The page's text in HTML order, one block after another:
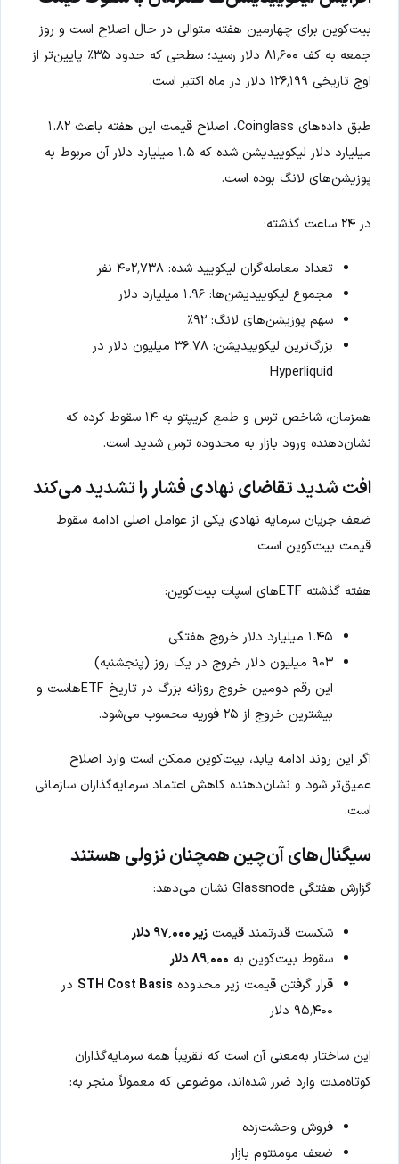
بیت‌کوین برای چهارمین هفته متوالی در حال اصلاح است و روز
جمعه به کف ۸۱٬۶۰۰ دلار رسید؛ سطحی که حدود ۳۵٪ پایین‌تر از
اوج تاریخی ۱۲۶٬۱۹۹ دلار در ماه اکتبر است.
طبق داده‌های Coinglass، اصلاح قیمت این هفته باعث ۱.۸۲
میلیارد دلار لیکوییدیشن شده که ۱.۵ میلیارد دلار آن مربوط به
پوزیشن‌های لانگ بوده است.
در ۲۴ ساعت گذشته:
تعداد معامله‌گران لیکویید شده: ۴۰۲٬۷۳۸ نفر
مجموع لیکوییدیشن‌ها: ۱.۹۶ میلیارد دلار
سهم پوزیشن‌های لانگ: ۹۲٪
بزرگ‌ترین لیکوییدیشن: ۳۶.۷۸ میلیون دلار در
Hyperliquid
همزمان، شاخص ترس و طمع کریپتو به ۱۴ سقوط کرده که
نشان‌دهنده ورود بازار به محدوده ترس شدید است.
افت شدید تقاضای نهادی فشار را تشدید می‌کند
ضعف جریان سرمایه نهادی یکی از عوامل اصلی ادامه سقوط
قیمت بیت‌کوین است.
هفته گذشته ETFهای اسپات بیت‌کوین:
۱.۴۵ میلیارد دلار خروج هفتگی
۹۰۳ میلیون دلار خروج در یک روز (پنجشنبه)
این رقم دومین خروج روزانه بزرگ در تاریخ ETFهاست و
بیشترین خروج از ۲۵ فوریه محسوب می‌شود.
اگر این روند ادامه یابد، بیت‌کوین ممکن است وارد اصلاح
عمیق‌تر شود و نشان‌دهنده کاهش اعتماد سرمایه‌گذاران سازمانی
است.
سیگنال‌های آن‌چین همچنان نزولی هستند
گزارش هفتگی Glassnode نشان می‌دهد:
شکست قدرتمند قیمتزیر ۹۷٬۰۰۰ دلار
سقوط بیت‌کوین به ۸۹٬۰۰۰ دلار
قرار گرفتن قیمت زیر محدوده STH Cost Basis در
۹۵٬۴۰۰ دلار
این ساختار به‌معنی آن است که تقریباً همه سرمایه‌گذاران
کوتاه‌مدت وارد ضرر شده‌اند، موضوعی که معمولاً منجر به:
فروش وحشت‌زده
ضعف مومنتوم بازار